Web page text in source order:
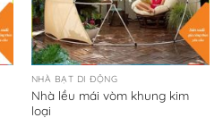
NHÀ BẠT DI ĐỘNG
Nhà lều mái vòm khung kim
loại